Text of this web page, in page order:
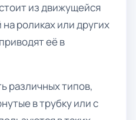
из движущейся
роликах или других
её в
различных типов,
в трубку или с